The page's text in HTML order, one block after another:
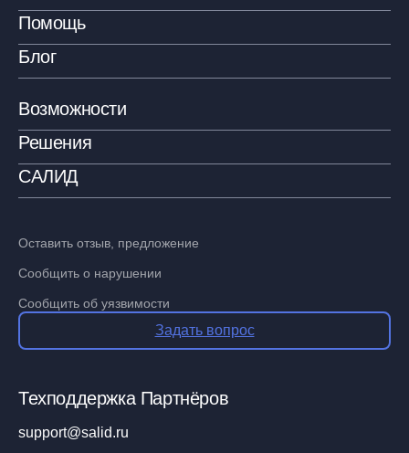
Помощь
Блог
Возможности
Решения
САЛИД
Оставить отзыв, предложение
Сообщить о нарушении
Сообщить об уязвимости
Задать вопрос
Техподдержка Партнёров
support@salid.ru